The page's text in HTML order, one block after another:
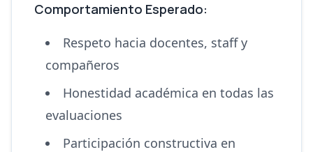
Comportamiento Esperado:
Respeto hacia docentes, staff y
compañeros
Honestidad académica en todas las
evaluaciones
Participación constructiva en